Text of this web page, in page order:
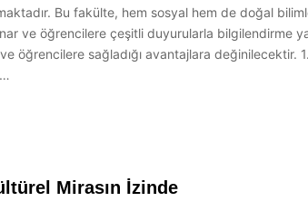
Bu fakülte, hem sosyal hem de doğal
ve öğrencilere çeşitli duyurularla bilgilendirme
öğrencilere sağladığı avantajlara değinilecektir.
Mirasın İzinde